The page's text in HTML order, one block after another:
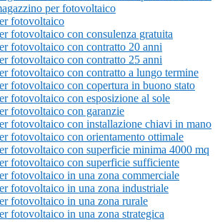
per fotovoltaico
fotovoltaico
fotovoltaico con consulenza gratuita
fotovoltaico con contratto 20 anni
fotovoltaico con contratto 25 anni
fotovoltaico con contratto a lungo termine
fotovoltaico con copertura in buono stato
fotovoltaico con esposizione al sole
fotovoltaico con garanzie
fotovoltaico con installazione chiavi in mano
fotovoltaico con orientamento ottimale
fotovoltaico con superficie minima 4000 mq
fotovoltaico con superficie sufficiente
fotovoltaico in una zona commerciale
fotovoltaico in una zona industriale
fotovoltaico in una zona rurale
fotovoltaico in una zona strategica